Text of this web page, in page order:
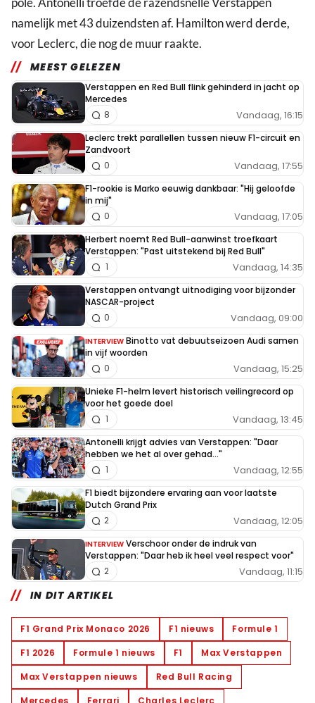
namelijk met 43 duizendsten af. Hamilton werd derde,
voor Leclerc, die nog de muur raakte.
MEEST GELEZEN
Verstappen en Red Bull flink gehinderd in jacht op
Mercedes
Vandaag, 16:15
8
Leclerc trekt parallellen tussen nieuw F1-circuit en
Zandvoort
Vandaag, 17:55
0
F1-rookie is Marko eeuwig dankbaar: "Hij geloofde
in mij"
Vandaag, 17:05
0
Herbert noemt Red Bull-aanwinst troefkaart
Verstappen: "Past uitstekend bij Red Bull"
Vandaag, 14:35
1
Verstappen ontvangt uitnodiging voor bijzonder
NASCAR-project
Vandaag, 09:00
0
INTERVIEW Binotto vat debuutseizoen Audi samen
in vijf woorden
Vandaag, 15:25
0
Unieke F1-helm levert historisch veilingrecord op
voor het goede doel
Vandaag, 13:45
1
Antonelli krijgt advies van Verstappen: "Daar
hebben we het al over gehad..."
Vandaag, 12:55
1
F1 biedt bijzondere ervaring aan voor laatste
Dutch Grand Prix
Vandaag, 12:05
2
INTERVIEW Verschoor onder de indruk van
Verstappen: "Daar heb ik heel veel respect voor"
Vandaag, 11:15
2
IN DIT ARTIKEL
F1 Grand Prix Monaco 2026 F1 nieuws
Formule 1
F1 2026
Formule 1 nieuws F1
Max Verstappen
Max Verstappen nieuws
Red Bull Racing